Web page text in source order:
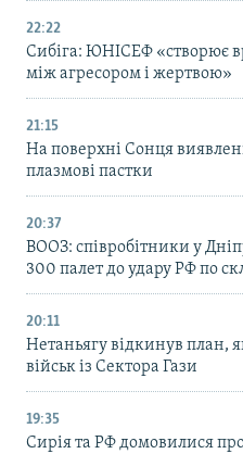
22:22
Сибіга: ЮНІСЕФ «створює
між агресором і жертвою»
21:15
На поверхні Сонця
плазмові пастки
20:37
ВООЗ: співробітники у
300 палет до удару РФ по
20:11
Нетаньягу відкинув план,
військ із Сектора Гази
19:35
Сирія та РФ домовилися